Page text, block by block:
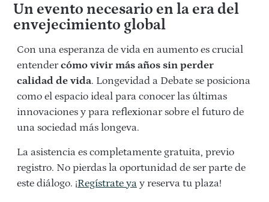
Un evento necesario en la era del
envejecimiento global
Con una esperanza de vida en aumento es crucial
entendercómo vivir más años sin perder
calidad de vida. Longevidad a Debate se posiciona
como el espacio ideal para conocer las últimas
innovaciones y para reflexionar sobre el futuro de
una sociedad más longeva.
La asistencia es completamente gratuita, previo
registro. No pierdas la oportunidad de ser parte de
este diálogo. ¡Regístrate ya y reserva tu plaza!